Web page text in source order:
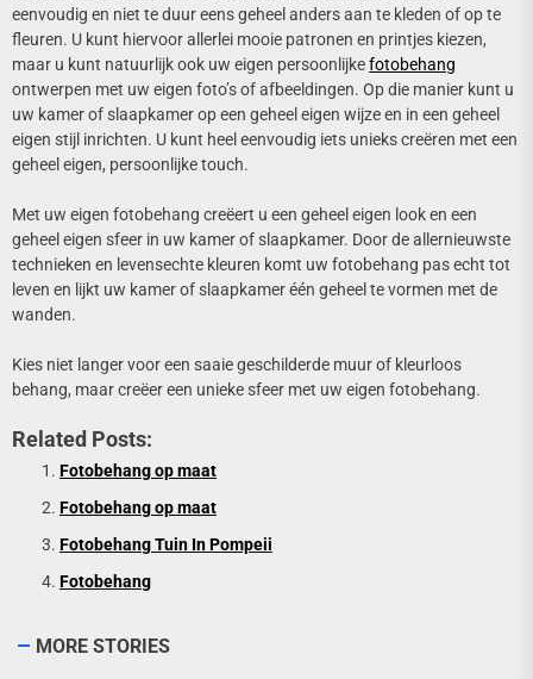
eenvoudig en niet te duur eens geheel anders aan te kleden of op te
fleuren. U kunt hiervoor allerlei mooie patronen en printjes kiezen,
maar u kunt natuurlijk ook uw eigen persoonlijkefotobehang
ontwerpen met uw eigen foto’s of afbeeldingen. Op die manier kunt u
uw kamer of slaapkamer op een geheel eigen wijze en in een geheel
eigen stijl inrichten. U kunt heel eenvoudig iets unieks creëren met een
geheel eigen, persoonlijke touch.
Met uw eigen fotobehang creëert u een geheel eigen look en een
geheel eigen sfeer in uw kamer of slaapkamer. Door de allernieuwste
technieken en levensechte kleuren komt uw fotobehang pas echt tot
leven en lijkt uw kamer of slaapkamer één geheel te vormen met de
wanden.
Kies niet langer voor een saaie geschilderde muur of kleurloos
behang, maar creëer een unieke sfeer met uw eigen fotobehang.
Related Posts:
Fotobehang op maat
Fotobehang op maat
Fotobehang Tuin In Pompeii
Fotobehang
MORE STORIES